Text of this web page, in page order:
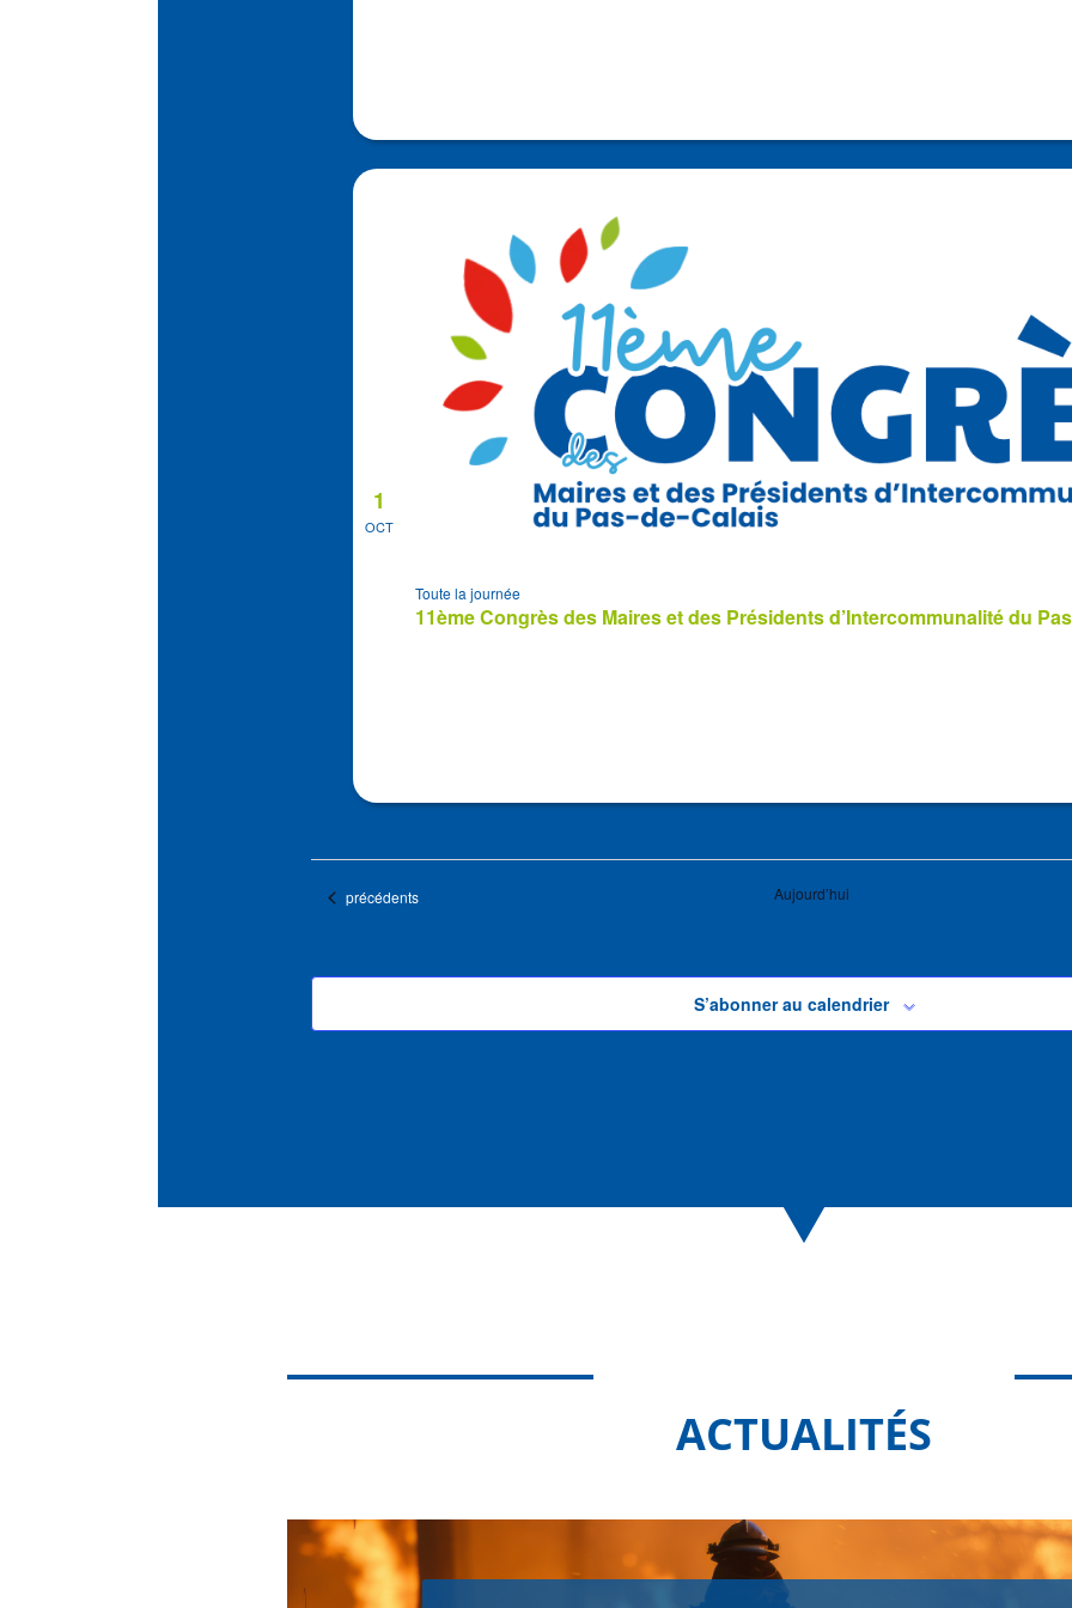
OCT
1
11ème Congrès des Maires et des Présidents d’Intercommunalité du
Toute la journée
Évènements
précédents Aujourd’hui
S’abonner au calendrier
ACTUALITÉS